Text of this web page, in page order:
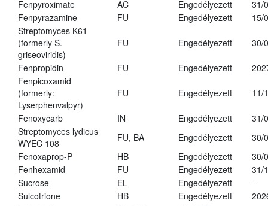
Fenpyroximate
AC Engedélyezett
31/
Fenpyrazamine
FU Engedélyezett
15/
Streptomyces K61
(formerly S.
griseoviridis)
FU Engedélyezett 30/
Fenpropidin FU Engedélyezett
Fenpicoxamid
(formerly:
Lyserphenvalpyr)
FU Engedélyezett 11/
Fenoxycarb IN Engedélyezett
31/
Streptomyces lydicus
WYEC 108
FU, BA Engedélyezett
30/
Fenoxaprop-P
HB Engedélyezett
30/
Fenhexamid
FU Engedélyezett
31/
Sucrose
EL Engedélyezett
-
Sulcotrione
HB Engedélyezett